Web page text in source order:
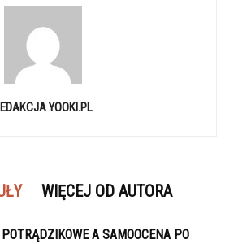
YOOKI.PL
WIĘCEJ OD AUTORA
A SAMOOCENA PO